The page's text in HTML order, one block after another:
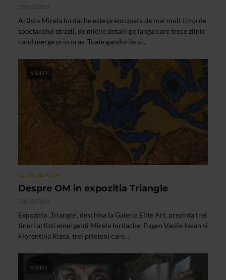
30/01/2015
Artista Mirela Iordache este preocupata de mai mult timp de
spectacolul strazii, de micile detalii pe langa care trece zilnic
cand merge prin oras. Toate gandurile si...
VIDEO
CLIPA DE ARTA
Despre OM in expozitia Triangle
28/03/2014
Expozitia „Triangle”, deschisa la Galeria Elite Art, prezinta trei
tineri artisti emergenti Mirela Iordache, Eugen Vasile Iovan si
Florentina Rizea, trei prieteni care...
VIDEO